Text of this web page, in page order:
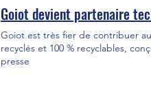
Goiot devient partenaire
Goiot est très fier de contribuer
recyclés et 100 % recyclables,
presse